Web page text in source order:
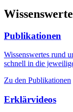
Publikationen
Wissenswertes rund
schnell in die
Zu den Publikationen
Erklärvideos